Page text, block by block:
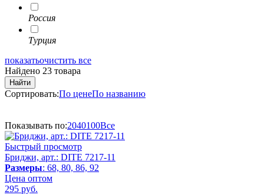
Россия
Турция
показатьочистить все
Найдено 23 товара
Найти
Сортировать:По ценеПо названию
Показывать по:2040100Все
Быстрый просмотр
Бриджи, арт.: DITE 7217-11
Размеры: 68, 80, 86, 92
Цена оптом
295 руб.